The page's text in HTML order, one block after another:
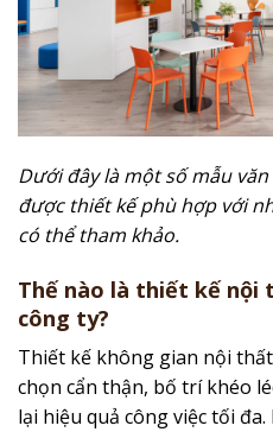
Dưới đây là một số mẫu
được thiết kế phù hợp với
có thể tham khảo.
Thế nào là thiết kế nội
công ty?
Thiết kế không gian nội
chọn cẩn thận, bố trí khéo
lại hiệu quả công việc tối